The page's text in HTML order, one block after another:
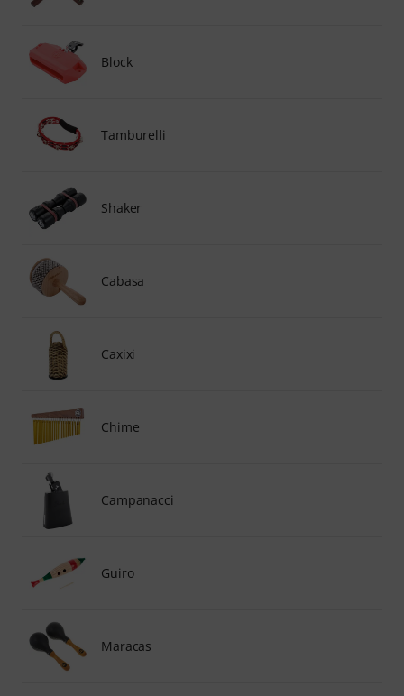
Block
Tamburelli
Shaker
Cabasa
Caxixi
Chime
Campanacci
Guiro
Maracas